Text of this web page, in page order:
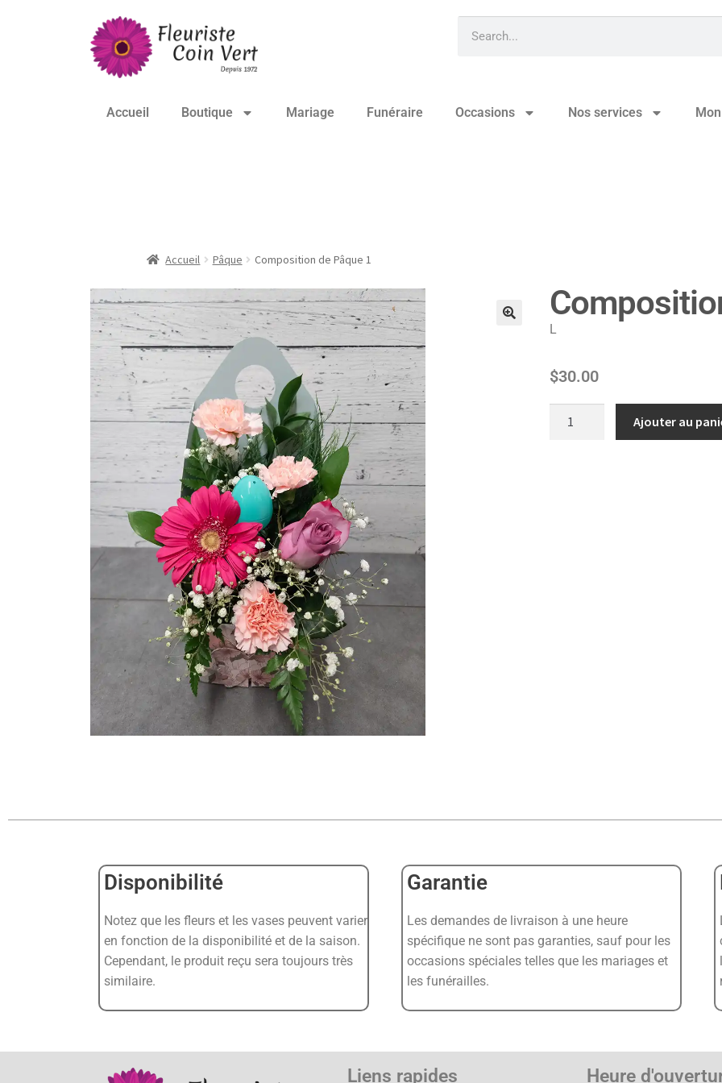
Accueil Boutique Mariage Funéraire Occasions Nos services
Accueil Pâque Composition de Pâque 1
L
$30.00
Ajouter au
Disponibilité
Notez que les fleurs et les vases peuvent varier
en fonction de la disponibilité et de la saison.
Cependant, le produit reçu sera toujours très
similaire.
Garantie
Les demandes de livraison à une heure
spécifique ne sont pas garanties, sauf pour les
occasions spéciales telles que les mariages et
les funérailles.
Liens rapides Heure